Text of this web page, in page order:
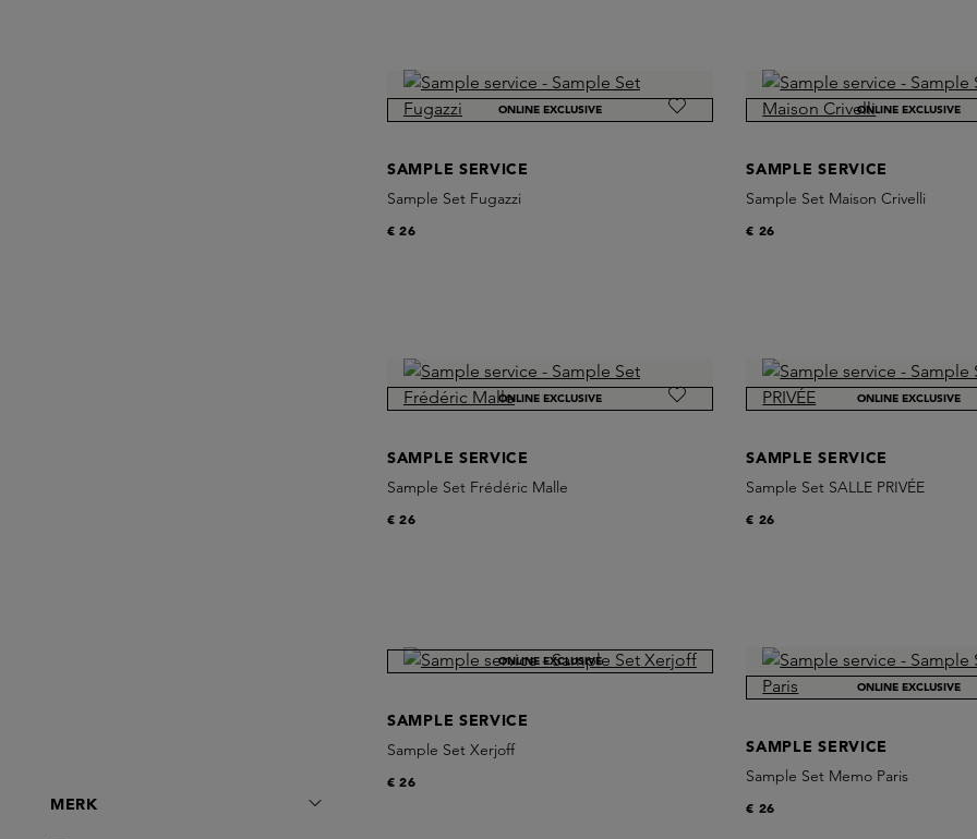
MERK
ONLINE EXCLUSIVE
SAMPLE SERVICE
Sample Set Fugazzi
€ 26
ONLINE EXCLUSIVE
SAMPLE SERVICE
Sample Set Maison Crivelli
€ 26
ONLINE EXCLUSIVE
SAMPLE SERVICE
Sample Set Frédéric Malle
€ 26
ONLINE EXCLUSIVE
SAMPLE SERVICE
Sample Set SALLE PRIVÉE
€ 26
ONLINE EXCLUSIVE
SAMPLE SERVICE
Sample Set Xerjoff
€ 26
ONLINE EXCLUSIVE
SAMPLE SERVICE
Sample Set Memo Paris
€ 26